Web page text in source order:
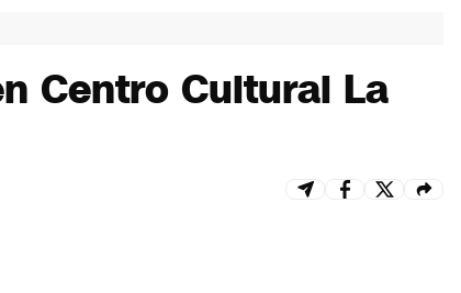
Centro Cultural La